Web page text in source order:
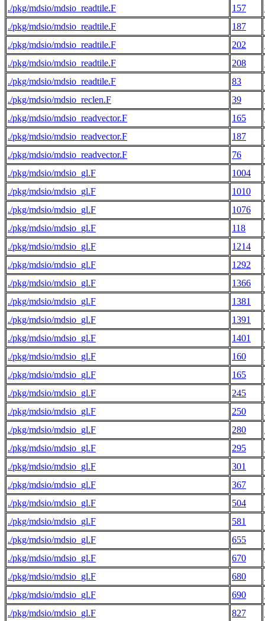
./pkg/mdsio/mdsio_readtile.F 157
./pkg/mdsio/mdsio_readtile.F
187
./pkg/mdsio/mdsio_readtile.F
202
./pkg/mdsio/mdsio_readtile.F
208
./pkg/mdsio/mdsio_readtile.F
83
./pkg/mdsio/mdsio_reclen.F
39
./pkg/mdsio/mdsio_readvector.F
165
./pkg/mdsio/mdsio_readvector.F
187
./pkg/mdsio/mdsio_readvector.F
76
./pkg/mdsio/mdsio_gl.F
1004
./pkg/mdsio/mdsio_gl.F
1010
./pkg/mdsio/mdsio_gl.F
1076
./pkg/mdsio/mdsio_gl.F
118
./pkg/mdsio/mdsio_gl.F
1214
./pkg/mdsio/mdsio_gl.F
1292
./pkg/mdsio/mdsio_gl.F
1366
./pkg/mdsio/mdsio_gl.F
1381
./pkg/mdsio/mdsio_gl.F
1391
./pkg/mdsio/mdsio_gl.F
1401
./pkg/mdsio/mdsio_gl.F
160
./pkg/mdsio/mdsio_gl.F
165
./pkg/mdsio/mdsio_gl.F
245
./pkg/mdsio/mdsio_gl.F
250
./pkg/mdsio/mdsio_gl.F
280
./pkg/mdsio/mdsio_gl.F
295
./pkg/mdsio/mdsio_gl.F
301
./pkg/mdsio/mdsio_gl.F
367
./pkg/mdsio/mdsio_gl.F
504
./pkg/mdsio/mdsio_gl.F
581
./pkg/mdsio/mdsio_gl.F
655
./pkg/mdsio/mdsio_gl.F
670
./pkg/mdsio/mdsio_gl.F
680
./pkg/mdsio/mdsio_gl.F
690
./pkg/mdsio/mdsio_gl.F
827